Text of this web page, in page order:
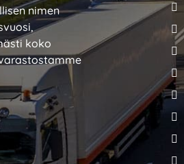
nimen
koko